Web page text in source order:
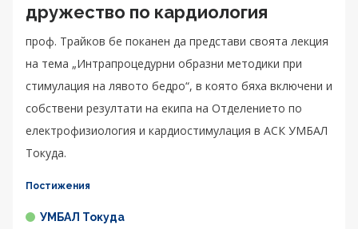
дружество по кардиология
проф. Трайков бе поканен да представи своята лекция
на тема „Интрапроцедурни образни методики при
стимулация на лявото бедро“, в която бяха включени и
собствени резултати на екипа на Отделението по
електрофизиология и кардиостимулация в АСК УМБАЛ
Токуда.
Постижения
УМБАЛ Токуда